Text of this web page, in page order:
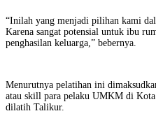
“Inilah yang menjadi pilihan kami
Karena sangat potensial untuk ibu
penghasilan keluarga,” bebernya.
Menurutnya pelatihan ini
atau skill para pelaku UMKM di
dilatih Talikur.